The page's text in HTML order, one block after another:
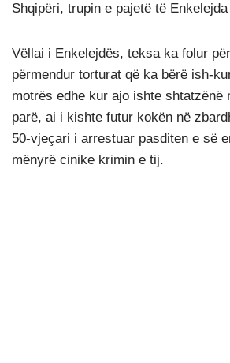
Shqipëri, trupin e pajetë të
Vëllai i Enkelejdës, teksa ka folur
përmendur torturat që ka bërë ish-
motrës edhe kur ajo ishte shtatzënë
parë, ai i kishte futur kokën në
50-vjeçari i arrestuar pasditen e së
mënyrë cinike krimin e tij.